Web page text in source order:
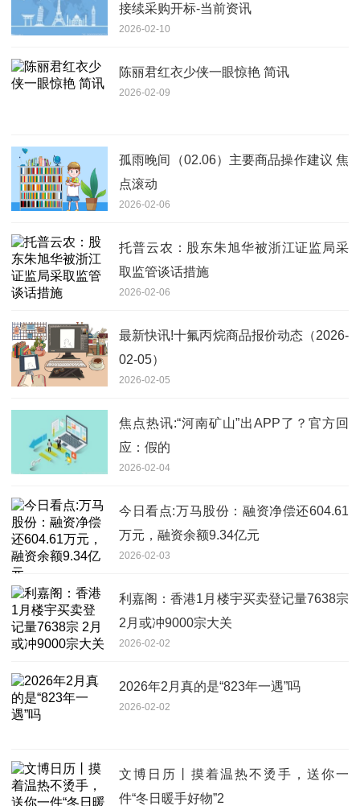
接续采购开标-当前资讯
2026-02-10
陈丽君红衣少侠一眼惊艳 简讯
2026-02-09
孤雨晚间（02.06）主要商品操作建议 焦
点滚动
2026-02-06
托普云农：股东朱旭华被浙江证监局采
取监管谈话措施
2026-02-06
最新快讯!十氟丙烷商品报价动态（2026-
02-05）
2026-02-05
焦点热讯:“河南矿山”出APP了？官方回
应：假的
2026-02-04
今日看点:万马股份：融资净偿还604.61
万元，融资余额9.34亿元
2026-02-03
利嘉阁：香港1月楼宇买卖登记量7638宗
2月或冲9000宗大关
2026-02-02
2026年2月真的是“823年一遇”吗
2026-02-02
文博日历丨摸着温热不烫手，送你一
件“冬日暖手好物”2